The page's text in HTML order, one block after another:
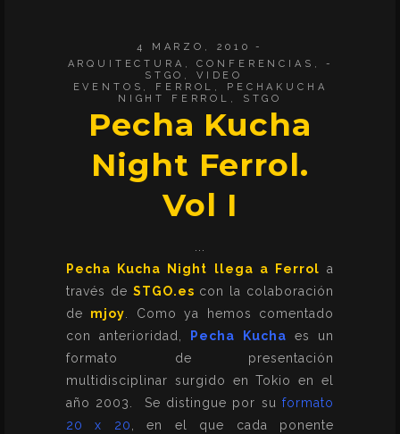
4 MARZO, 2010
ARQUITECTURA ,CONFERENCIAS ,
STGO , VIDEO
EVENTOS , FERROL , PECHAKUCHA
NIGHT FERROL , STGO
Pecha Kucha
Night Ferrol.
Vol I
Pecha Kucha Night llega a Ferrol a
través de STGO.es con la colaboración
de mjoy . Como ya hemos comentado
con anterioridad,
Pecha Kucha es un
formato de presentación
multidisciplinar surgido en Tokio en el
año 2003. Se distingue por su formato
20 x 20
, en el que cada ponente